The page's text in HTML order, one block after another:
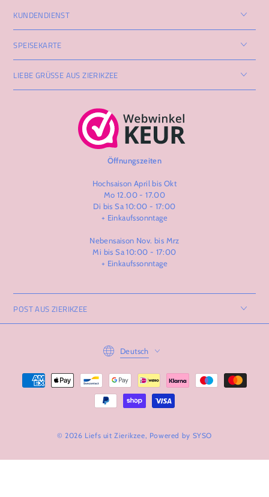
KUNDENDIENST
SPEISEKARTE
LIEBE GRÜSSE AUS ZIERIKZEE
Öffnungszeiten
Hochsaison April bis Okt
Mo 12.00 - 17.00
Di bis Sa 10:00 - 17:00
+ Einkaufssonntage
Nebensaison Nov. bis Mrz
Mi bis Sa 10:00 - 17:00
+ Einkaufssonntage
POST AUS ZIERIKZEE
© 2026 Liefs uit Zierikzee, Powered by SYSO
Language
Deutsch
Zahlungsmöglichkeiten